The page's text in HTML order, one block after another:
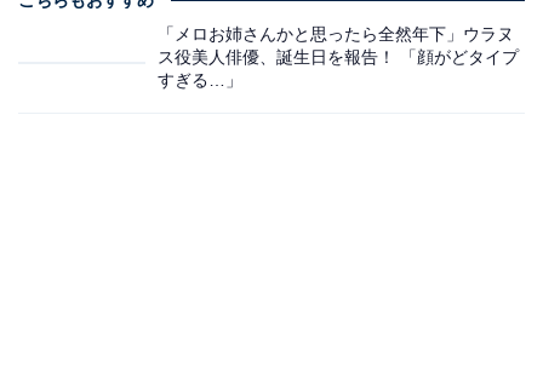
「メロお姉さんかと思ったら全然年下」ウラヌ
ス役美人俳優、誕生日を報告！ 「顔がどタイプ
すぎる…」